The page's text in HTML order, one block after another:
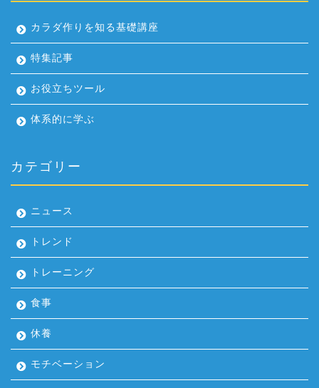
カラダ作りを知る基礎講座
特集記事
お役立ちツール
体系的に学ぶ
カテゴリー
ニュース
トレンド
トレーニング
食事
休養
モチベーション